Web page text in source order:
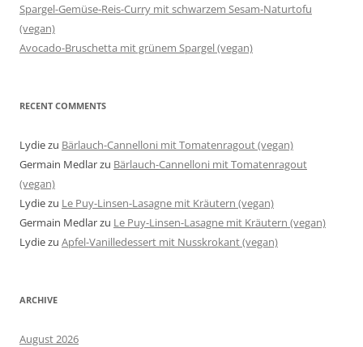
Spargel-Gemüse-Reis-Curry mit schwarzem Sesam-Naturtofu
(vegan)
Avocado-Bruschetta mit grünem Spargel (vegan)
RECENT COMMENTS
Lydiezu Bärlauch-Cannelloni mit Tomatenragout (vegan)
Germain Medlarzu Bärlauch-Cannelloni mit Tomatenragout
(vegan)
Lydiezu Le Puy-Linsen-Lasagne mit Kräutern (vegan)
Germain Medlarzu Le Puy-Linsen-Lasagne mit Kräutern (vegan)
Lydiezu Apfel-Vanilledessert mit Nusskrokant (vegan)
ARCHIVE
August 2026